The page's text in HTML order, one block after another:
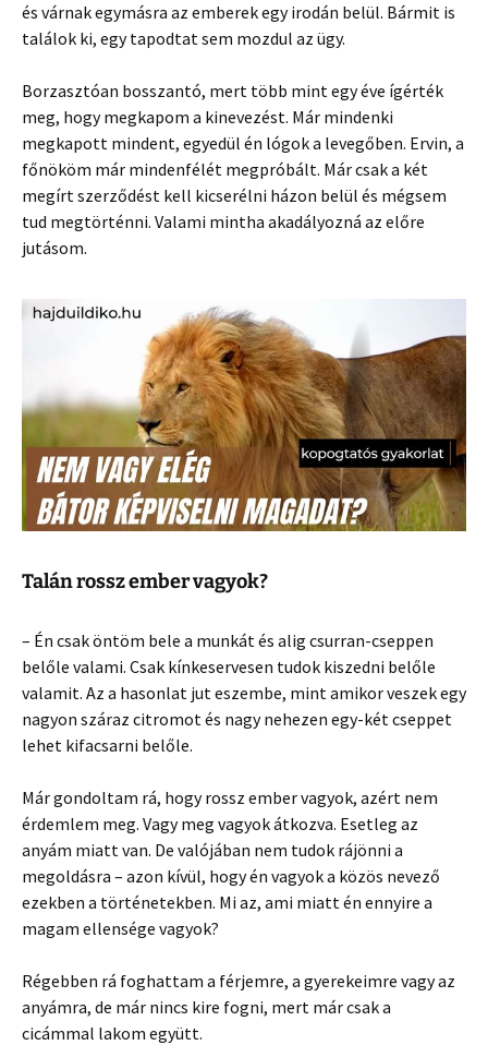
és várnak egymásra az emberek egy irodán belül. Bármit is
találok ki, egy tapodtat sem mozdul az ügy.
Borzasztóan bosszantó, mert több mint egy éve ígérték
meg, hogy megkapom a kinevezést. Már mindenki
megkapott mindent, egyedül én lógok a levegőben. Ervin, a
főnököm már mindenfélét megpróbált. Már csak a két
megírt szerződést kell kicserélni házon belül és mégsem
tud megtörténni. Valami mintha akadályozná az előre
jutásom.
Talán rossz ember vagyok?
– Én csak öntöm bele a munkát és alig csurran-cseppen
belőle valami. Csak kínkeservesen tudok kiszedni belőle
valamit. Az a hasonlat jut eszembe, mint amikor veszek egy
nagyon száraz citromot és nagy nehezen egy-két cseppet
lehet kifacsarni belőle.
Már gondoltam rá, hogy rossz ember vagyok, azért nem
érdemlem meg. Vagy meg vagyok átkozva. Esetleg az
anyám miatt van. De valójában nem tudok rájönni a
megoldásra – azon kívül, hogy én vagyok a közös nevező
ezekben a történetekben. Mi az, ami miatt én ennyire a
magam ellensége vagyok?
Régebben rá foghattam a férjemre, a gyerekeimre vagy az
anyámra, de már nincs kire fogni, mert már csak a
cicámmal lakom együtt.